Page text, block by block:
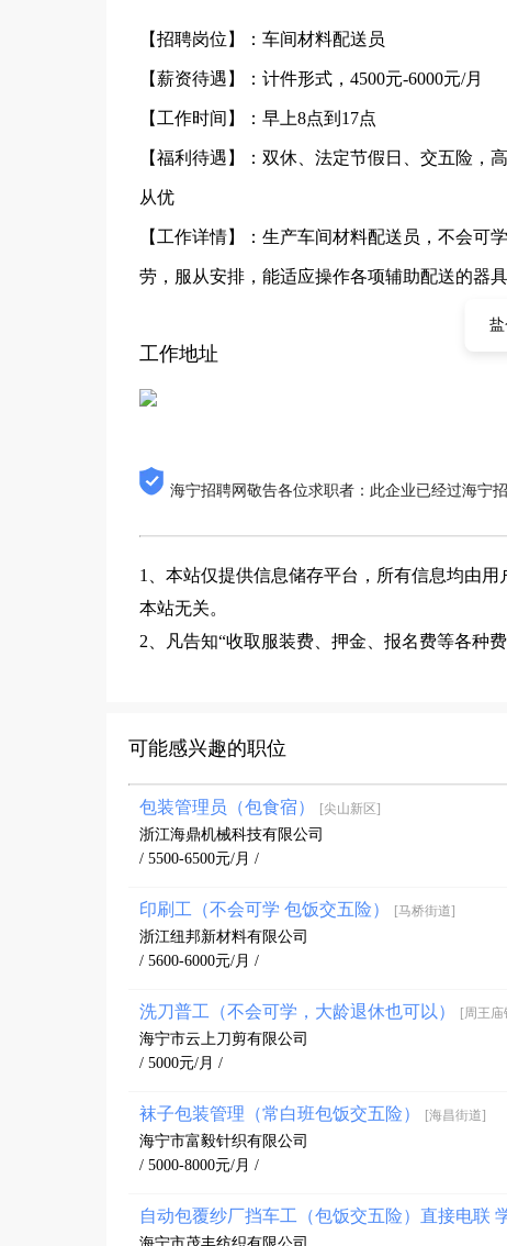
【招聘岗位】：车间材料配送员
【薪资待遇】：计件形式，4500元-6000元/月
【工作时间】：早上8点到17点
【福利待遇】：双休、法定节假日、交五险，
从优
【工作详情】：生产车间材料配送员，不会
劳，服从安排，能适应操作各项辅助配送的器
工作地址
海宁招聘网敬告各位求职者：此企业已经过海宁
1、本站仅提供信息储存平台，所有信息均由
本站无关。
2、凡告知“收取服装费、押金、报名费等各种
可能感兴趣的职位
包装管理员（包食宿） [尖山新区]
浙江海鼎机械科技有限公司
/ 5500-6500元/月 /
印刷工（不会可学 包饭交五险） [马桥街道]
浙江纽邦新材料有限公司
/ 5600-6000元/月 /
洗刀普工（不会可学，大龄退休也可以） [周王庙
海宁市云上刀剪有限公司
/ 5000元/月 /
袜子包装管理（常白班包饭交五险） [海昌街道]
海宁市富毅针织有限公司
/ 5000-8000元/月 /
自动包覆纱厂挡车工（包饭交五险）直接电联